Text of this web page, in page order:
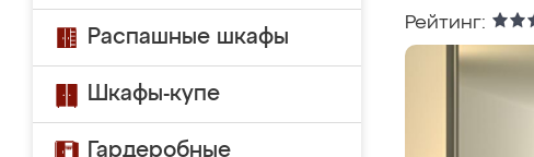
Распашные шкафы
Шкафы-купе
Гардеробные
Рейтинг: